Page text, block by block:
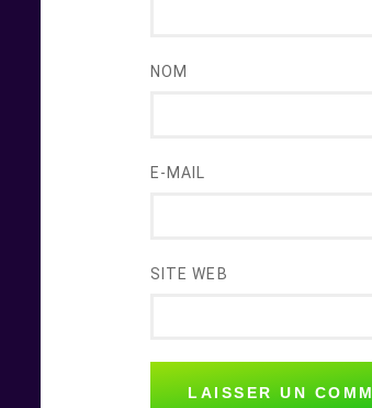
NOM
E-MAIL
SITE WEB